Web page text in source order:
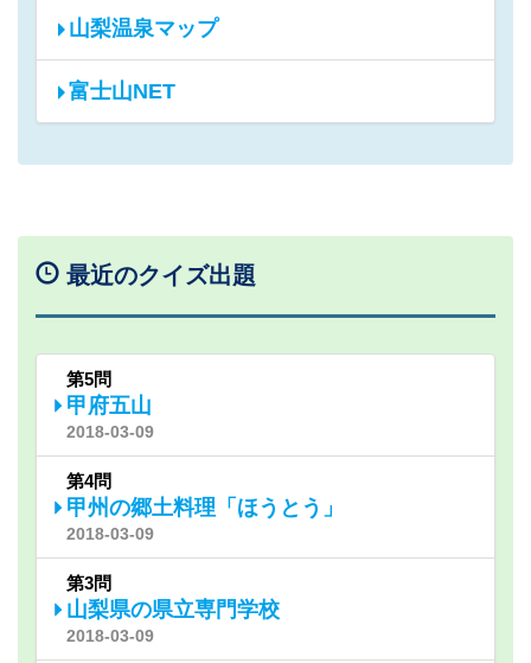
山梨温泉マップ
富士山NET
最近のクイズ出題
第5問
甲府五山
2018-03-09
第4問
甲州の郷土料理「ほうとう」
2018-03-09
第3問
山梨県の県立専門学校
2018-03-09